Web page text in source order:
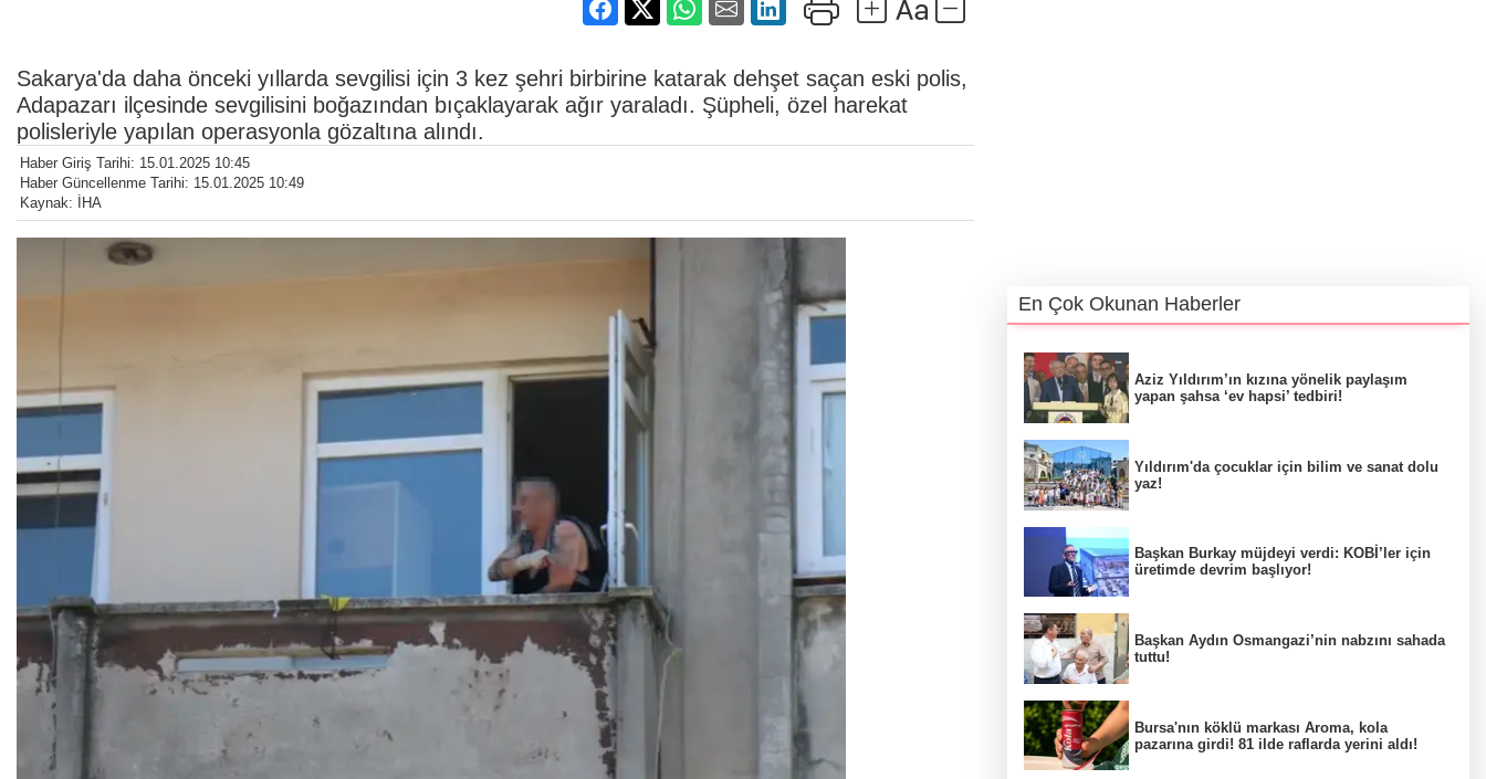
Sakarya'da daha önceki yıllarda sevgilisi için 3 kez şehri birbirine katarak dehşet saçan eski polis,
Adapazarı ilçesinde sevgilisini boğazından bıçaklayarak ağır yaraladı. Şüpheli, özel harekat
polisleriyle yapılan operasyonla gözaltına alındı.
Haber Giriş Tarihi: 15.01.2025 10:45
Haber Güncellenme Tarihi: 15.01.2025 10:49
Kaynak: İHA
En Çok Okunan Haberler
Aziz Yıldırım’ın kızına yönelik paylaşım
yapan şahsa ‘ev hapsi’ tedbiri!
Yıldırım'da çocuklar için bilim ve sanat dolu
yaz!
Başkan Burkay müjdeyi verdi: KOBİ’ler için
üretimde devrim başlıyor!
Başkan Aydın Osmangazi’nin nabzını sahada
tuttu!
Bursa'nın köklü markası Aroma, kola
pazarına girdi! 81 ilde raflarda yerini aldı!